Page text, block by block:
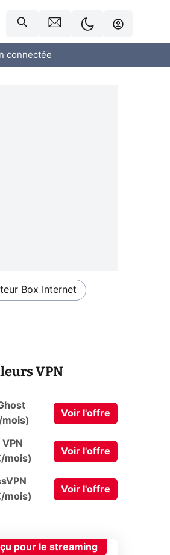
connectée
Box Internet
VPN
mois)
Voir l'offre
mois)
Voir l'offre
mois)
Voir l'offre
pour le streaming